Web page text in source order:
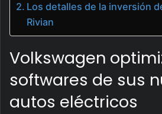
Los detalles de la inversión
Rivian
Volkswagen
softwares de sus
autos eléctricos